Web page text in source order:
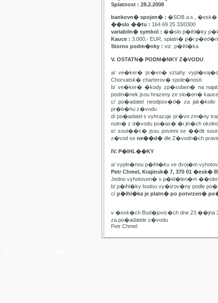
Splatnost : 28.2.2008
bankovn� spojen� : �SOB a.s., �esk�
��slo ��tu : 164 69 25 33/0300
variabiln� symbol : ��slo p�ihl�ky
Kauce : 3.000,- EUR, splatn� p�i
Storno podm�nky : viz. p�ihl�ka
V. OSTATN� PODM�NKY Z�VODU
a/ ve�ker� pr�vn� vztahy
Chorvatsk� charterov� spole�nosti
b/ ve�ker� �kody zp�soben� na
podm�nek jsou hrazeny ze slo�en� kauce
c/ po�adatel neodpov�d� za
pr�b�hu z�vodu
d/ po�adatel s vyhrazuje pr�vo zm�ny
nutn� z d�vodu po�as� �i jin�ch
e/ sout��c� jsou povinni se ��dit
z�vod se ne��d� dle Z�vodn�ch
IV. P�IHL��KY
a/ vypln�nou p�ihl�ku ve dvoj�m
Petr Chmel, Krajinsk� 7, 370 01 �esk�
Jedno vyhotoven� s p�id�len�m
b/ p�ihl�ky budou vy�izov�ny podle
c/ p�ihl�ka je platn� po potvrzen�
v �esk�ch Bud�jovic�ch dne 23.��jna
za po�adatele z�vodu
Petr Chmel